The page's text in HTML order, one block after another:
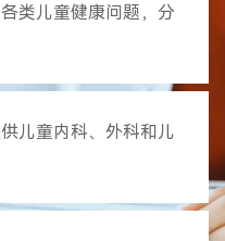
类儿童健康问题，分
儿童内科、外科和儿